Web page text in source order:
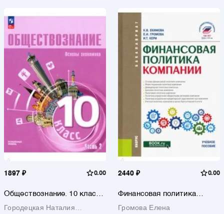
1897 ₽ 0.00
Обществознание. 10 класс.
Углубленный уровень. В 2-х
Городецкая Наталия
2440 ₽ 0.00
Финансовая политика
Громова Елена